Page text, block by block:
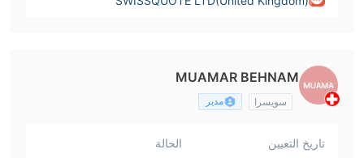
MUAMAR BEHNAM
سويسرا مدير
تاريخ التعيين
الحالة